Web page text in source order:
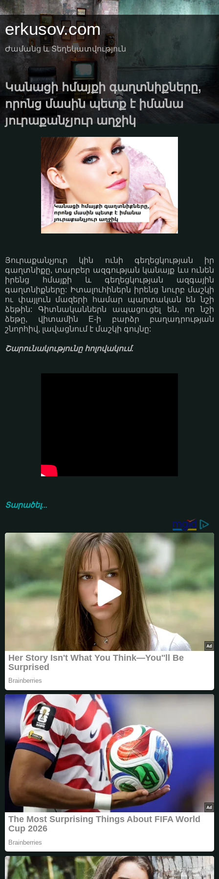
erkusov.com
Ժամանց և Տեղեկատվություն
Կանացի հմայքի գաղտնիքները,
որոնց մասին պետք է իմանա
յուրաքանչյուր աղջիկ
Յուրաքանչյուր կին ունի գեղեցկության իր
գաղտնիքը, տարբեր ազգության կանայք ևս ունեն
իրենց հմայքի և գեղեցկության ազգային
գաղտնիքները: Իտալուհիներն իրենց նուրբ մաշկի
ու փայլուն մազերի համար պարտական են նշի
ձեթին: Գիտնականներն ապացուցել են, որ նշի
ձեթը, վիտամին E-ի բարձր բաղադրության
շնորհիվ, լավացնում է մաշկի գույնը:
Շարունակությունը հոլովակում.
Տարածել...